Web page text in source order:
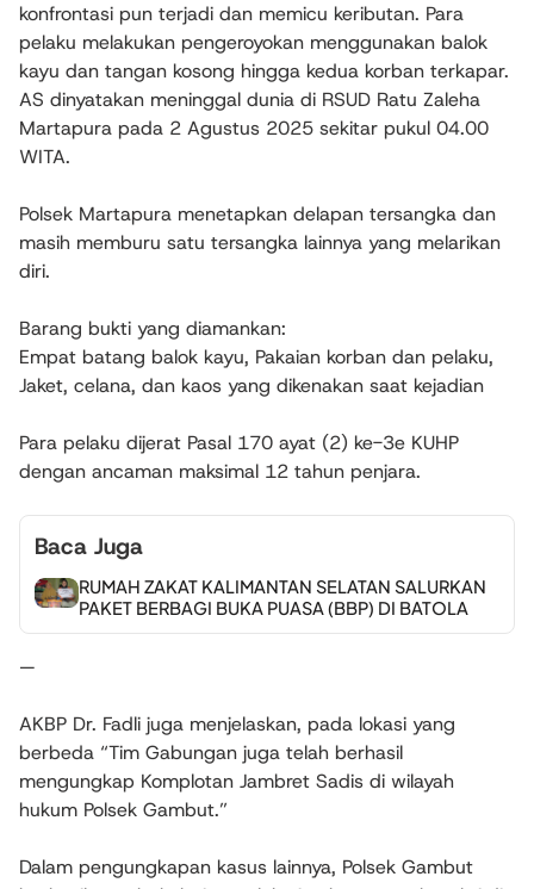
konfrontasi pun terjadi dan memicu keributan. Para
pelaku melakukan pengeroyokan menggunakan balok
kayu dan tangan kosong hingga kedua korban terkapar.
AS dinyatakan meninggal dunia di RSUD Ratu Zaleha
Martapura pada 2 Agustus 2025 sekitar pukul 04.00
WITA.
Polsek Martapura menetapkan delapan tersangka dan
masih memburu satu tersangka lainnya yang melarikan
diri.
Barang bukti yang diamankan:
Empat batang balok kayu, Pakaian korban dan pelaku,
Jaket, celana, dan kaos yang dikenakan saat kejadian
Para pelaku dijerat Pasal 170 ayat (2) ke-3e KUHP
dengan ancaman maksimal 12 tahun penjara.
Baca Juga
RUMAH ZAKAT KALIMANTAN SELATAN SALURKAN
PAKET BERBAGI BUKA PUASA (BBP) DI BATOLA
—
AKBP Dr. Fadli juga menjelaskan, pada lokasi yang
berbeda “Tim Gabungan juga telah berhasil
mengungkap Komplotan Jambret Sadis di wilayah
hukum Polsek Gambut.”
Dalam pengungkapan kasus lainnya, Polsek Gambut